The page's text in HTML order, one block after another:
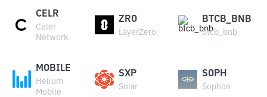
CELR
Celer
Network
ZRO
LayerZero
BTCB_BNB
btcb_bnb
MOBILE
Helium
Mobile
SXP
Solar
SOPH
Sophon